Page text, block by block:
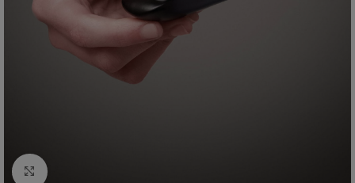
Kliknite za uvećanje